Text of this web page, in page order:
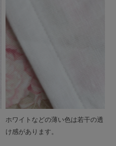
ホワイトなどの薄い色は若干の透
け感があります。